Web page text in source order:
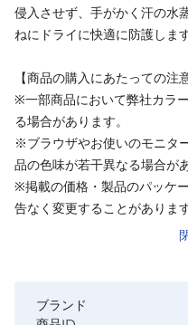
侵入させず、手がかく汗の水
ねにドライに快適に防護します
【商品の購入にあたっての注
※一部商品において弊社カラ
る場合があります。
※ブラウザやお使いのモニタ
品の色味が若干異なる場合が
※掲載の価格・製品のパッケ
告なく変更することがありま
ブランド